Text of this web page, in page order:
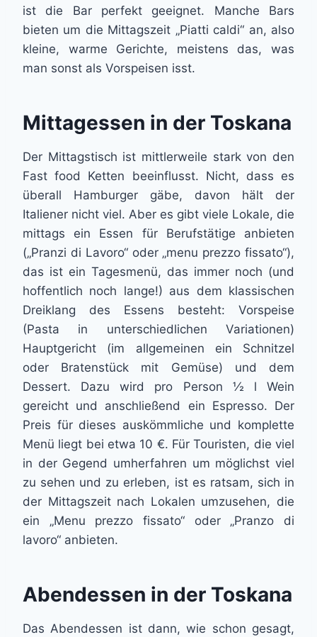
ist die Bar perfekt geeignet. Manche Bars
bieten um die Mittagszeit „Piatti caldi“ an, also
kleine, warme Gerichte, meistens das, was
man sonst als Vorspeisen isst.
Mittagessen in der Toskana
Der Mittagstisch ist mittlerweile stark von den
Fast food Ketten beeinflusst. Nicht, dass es
überall Hamburger gäbe, davon hält der
Italiener nicht viel. Aber es gibt viele Lokale, die
mittags ein Essen für Berufstätige anbieten
(„Pranzi di Lavoro“ oder „menu prezzo fissato“),
das ist ein Tagesmenü, das immer noch (und
hoffentlich noch lange!) aus dem klassischen
Dreiklang des Essens besteht: Vorspeise
(Pasta in unterschiedlichen Variationen)
Hauptgericht (im allgemeinen ein Schnitzel
oder Bratenstück mit Gemüse) und dem
Dessert. Dazu wird pro Person ½ l Wein
gereicht und anschließend ein Espresso. Der
Preis für dieses auskömmliche und komplette
Menü liegt bei etwa 10 €. Für Touristen, die viel
in der Gegend umherfahren um möglichst viel
zu sehen und zu erleben, ist es ratsam, sich in
der Mittagszeit nach Lokalen umzusehen, die
ein „Menu prezzo fissato“ oder „Pranzo di
lavoro“ anbieten.
Abendessen in der Toskana
Das Abendessen ist dann, wie schon gesagt,